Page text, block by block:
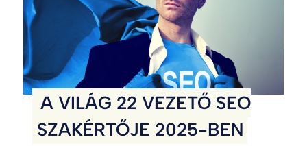
A VILÁG 22 VEZETŐ SEO
SZAKÉRTŐJE 2025-BEN